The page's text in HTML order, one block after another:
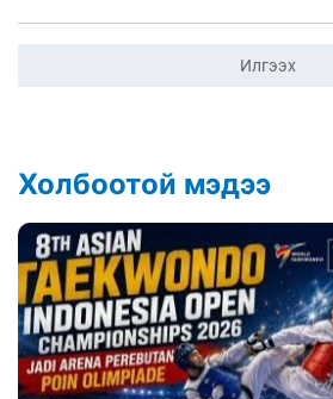
Илгээх
Холбоотой мэдээ